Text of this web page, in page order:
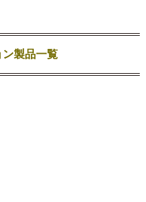
ン製品一覧